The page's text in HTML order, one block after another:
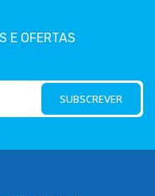
E OFERTAS
SUBSCREVER